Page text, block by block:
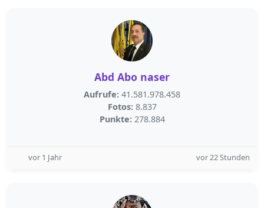
Abd Abo naser
Aufrufe: 41.581.978.458
Fotos: 8.837
Punkte: 278.884
vor 1 Jahr vor 22 Stunden